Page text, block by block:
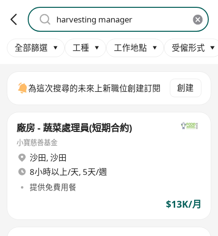
全部篩選 工種 工作地點 受僱形式
為這次搜尋的未來上新職位創建訂閱 創建
廠房 - 蔬菜處理員(短期合約)
小寶慈善基金
沙田, 沙田
8小時以上/天, 5天/週
提供免費用餐
$13K/月